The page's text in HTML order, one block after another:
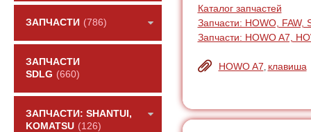
ЗАПЧАСТИ (786)
ЗАПЧАСТИ
SDLG (660)
ЗАПЧАСТИ: SHANTUI,
KOMATSU (126)
Каталог запчастей
Запчасти: HOWO, FAW,
Запчасти: HOWO A7,
HOWO A7 клавиша